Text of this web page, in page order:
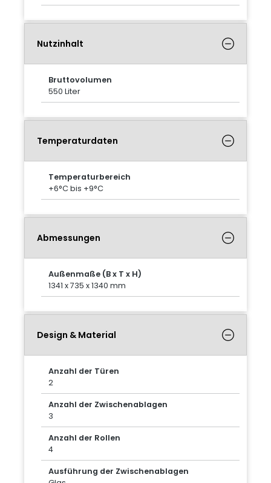
Nutzinhalt
Bruttovolumen
550 Liter
Temperaturdaten
Temperaturbereich
+6°C bis +9°C
Abmessungen
Außenmaße (B x T x H)
1341 x 735 x 1340 mm
Design & Material
Anzahl der Türen
2
Anzahl der Zwischenablagen
3
Anzahl der Rollen
4
Ausführung der Zwischenablagen